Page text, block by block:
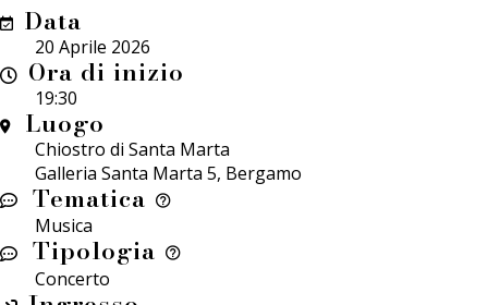
Data
20 Aprile 2026
Ora di inizio
19:30
Luogo
Chiostro di Santa Marta
Galleria Santa Marta 5, Bergamo
Tematica
Musica
Tipologia
Concerto